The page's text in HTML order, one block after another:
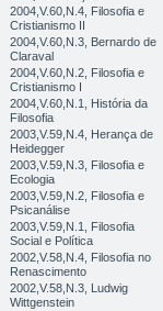
2004,V.60,N.4, Filosofia e
Cristianismo II
2004,V.60,N.3, Bernardo de
Claraval
2004,V.60,N.2, Filosofia e
Cristianismo I
2004,V.60,N.1, História da
Filosofia
2003,V.59,N.4, Herança de
Heidegger
2003,V.59,N.3, Filosofia e
Ecologia
2003,V.59,N.2, Filosofia e
Psicanálise
2003,V.59,N.1, Filosofia
Social e Política
2002,V.58,N.4, Filosofia no
Renascimento
2002,V.58,N.3, Ludwig
Wittgenstein